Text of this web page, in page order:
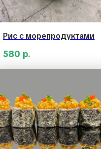
Рис с морепродуктами
580 р.